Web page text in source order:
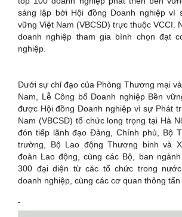
sáng lập bởi Hội đồng Doanh nghiệp vì
vững Việt Nam (VBCSD) trực thuộc VCCI.
doanh nghiệp tham gia bình chọn đạt
nghiệp.
Dưới sự chỉ đạo của Phòng Thương mại
Nam, Lễ Công bố Doanh nghiệp Bền
được Hội đồng Doanh nghiệp vì sự Phát
Nam (VBCSD) tổ chức long trọng tại Hà
đón tiếp lãnh đạo Đảng, Chính phủ, Bộ
trường, Bộ Lao động Thương binh và
đoàn Lao động, cùng các Bộ, ban
300 đại diện từ các tổ chức trong
doanh nghiệp, cùng các cơ quan thông tấn